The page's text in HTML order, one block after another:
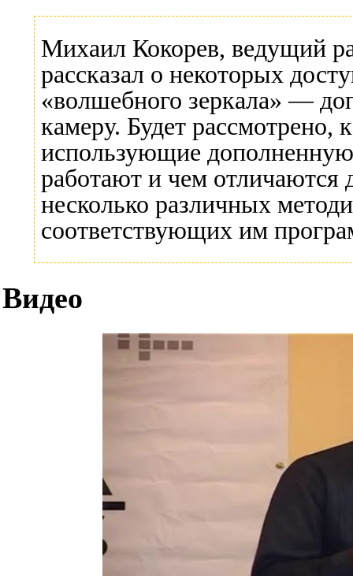
Михаил Кокорев, ведущий
рассказал о некоторых
«волшебного зеркала» —
камеру. Будет рассмотрено,
использующие
работают и чем отличаются
несколько различных
соответствующих им
Видео